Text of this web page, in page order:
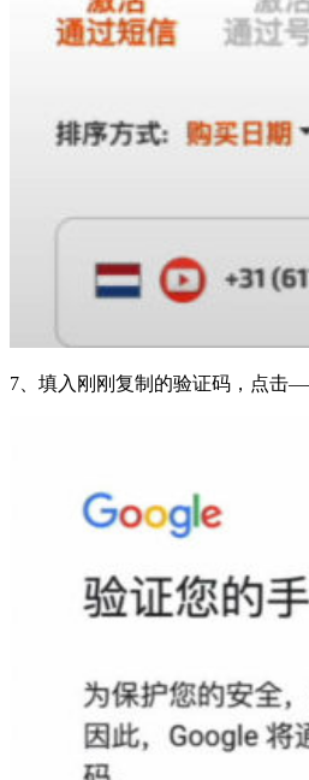
7、填入刚刚复制的验证码，点击